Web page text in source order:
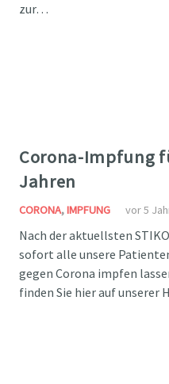
zur…
Corona-Impfung
Jahren
CORONA,IMPFUNG vor 5
Nach der aktuellsten
sofort alle unsere
gegen Corona impfen
finden Sie hier auf unserer